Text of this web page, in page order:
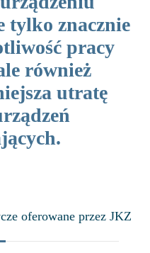
tylko znacznie
pracy
również
utratę
oferowane przez JKZ